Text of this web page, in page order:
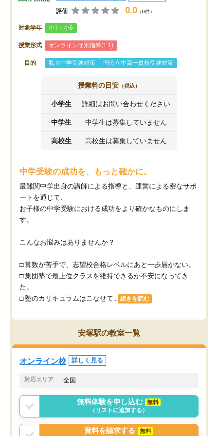
評価 0.0 （0件）
対象学年 小1～小6
授業形式 オンライン個別指導(1:1)
目的 私立中学受験対策 国公立中高一貫校受験対策
授業料の目安 （税込）
小学生 詳細はお問い合わせください
中学生 中学生は募集していません
高校生 高校生は募集していません
中学受験の成功を、もっと確かに。
最難関中学出身の講師による指導と、運営による密なサポ
ートを通じて、
お子様の中学受験における成功をより確かなものにしま
す。
こんなお悩みはありませんか？
□ 算数が苦手で、志望校合格レベルにあと一歩届かない。
□ 集団塾で最上位クラスを維持できるか不安になってき
た。
□ 塾のカリキュラムはこなせて...
続きを読む
安塚駅の教室一覧
オンライン校 詳しく見る
対応エリア 全国
無料体験を申し込む
無料
（リストに追加する）
資料を請求する
無料